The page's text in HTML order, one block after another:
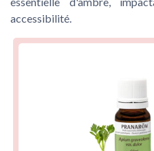
accessibilité.